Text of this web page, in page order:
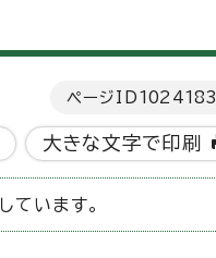
ページID 1024183
大きな文字で印刷
ています。